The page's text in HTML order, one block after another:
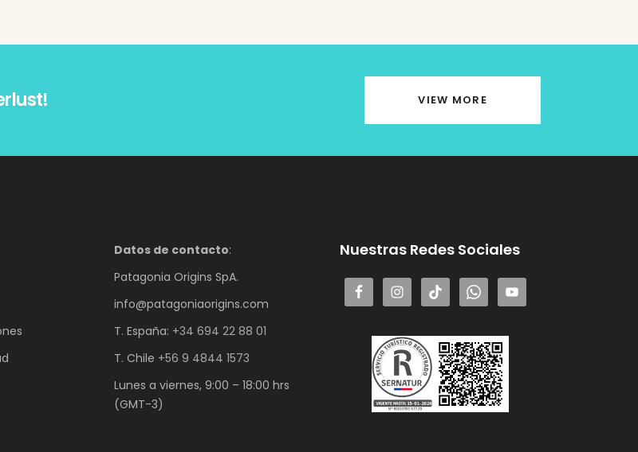
VIEW MORE
Datos de contacto:
Patagonia Origins SpA.
info@patagoniaorigins.com
T. España: +34 694 22 88 01
T. Chile +56 9 4844 1573
Lunes a viernes, 9:00 – 18:00 hrs
(GMT-3)
Nuestras Redes Sociales